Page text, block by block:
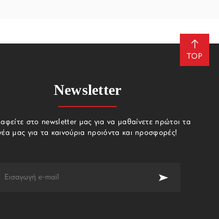
TOP
Newsletter
στο newsletter μας για να μαθαίνετε πρώτοι τα
μας για τα καινούρια προιόντα και προσφορές!